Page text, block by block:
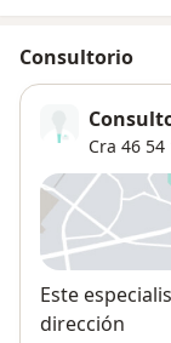
Consultorio
Cra 46
Este
dirección